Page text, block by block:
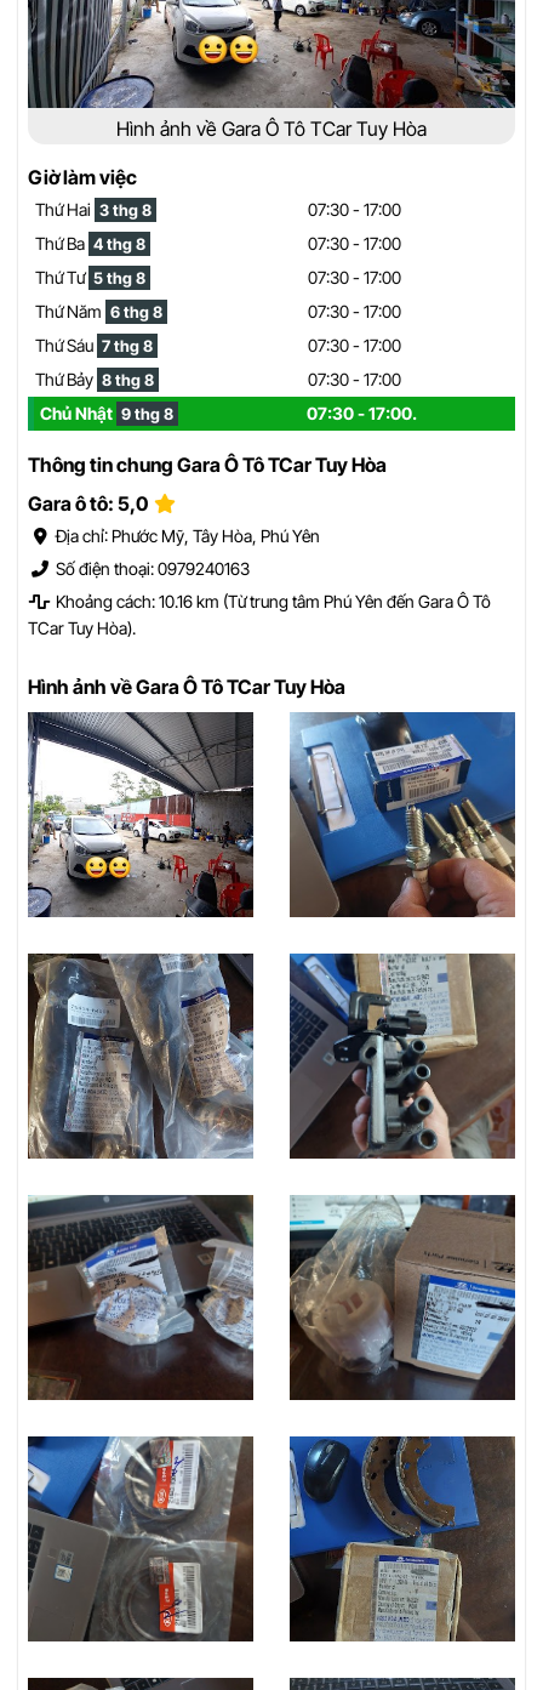
Hình ảnh về Gara Ô Tô TCar Tuy Hòa
Giờ làm việc
Thứ Hai 3 thg 8
07:30 - 17:00
Thứ Ba 4 thg 8
07:30 - 17:00
Thứ Tư 5 thg 8
07:30 - 17:00
Thứ Năm 6 thg 8
07:30 - 17:00
Thứ Sáu 7 thg 8
07:30 - 17:00
Thứ Bảy 8 thg 8
07:30 - 17:00
Chủ Nhật 9 thg 8 07:30 - 17:00.
Thông tin chung Gara Ô Tô TCar Tuy Hòa
Gara ô tô: 5,0
Địa chỉ: Phước Mỹ, Tây Hòa, Phú Yên
Số điện thoại: 0979240163
Khoảng cách: 10.16 km (Từ trung tâm Phú Yên đến Gara Ô Tô
TCar Tuy Hòa).
Hình ảnh về Gara Ô Tô TCar Tuy Hòa